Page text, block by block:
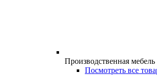
Производственная мебель
Посмотреть все